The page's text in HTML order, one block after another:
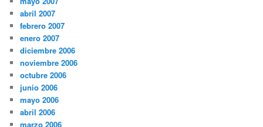
abril 2007
febrero 2007
enero 2007
diciembre 2006
noviembre 2006
octubre 2006
junio 2006
mayo 2006
abril 2006
marzo 2006